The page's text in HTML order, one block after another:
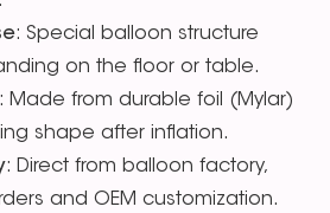
: Special balloon structure
on the floor or table.
: Made from durable foil (Mylar)
shape after inflation.
: Direct from balloon factory,
and OEM customization.